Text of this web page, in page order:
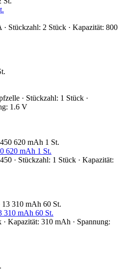
Stückzahl: 2 Stück · Kapazität: 800
· Stückzahl: 1 Stück ·
1.6 V
620 mAh 1 St.
· Stückzahl: 1 Stück · Kapazität:
310 mAh 60 St.
Kapazität: 310 mAh · Spannung: